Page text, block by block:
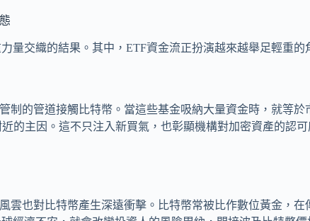
量交織的結果。其中，ETF資金流正扮演越來越舉足輕重的
制的管道接觸比特幣。當這些基金吸納大量資金時，就等
的主因。這不只注入新買氣，也彰顯機構對加密資產的認
雲也對比特幣產生深遠衝擊。比特幣常被比作數位黃金，在